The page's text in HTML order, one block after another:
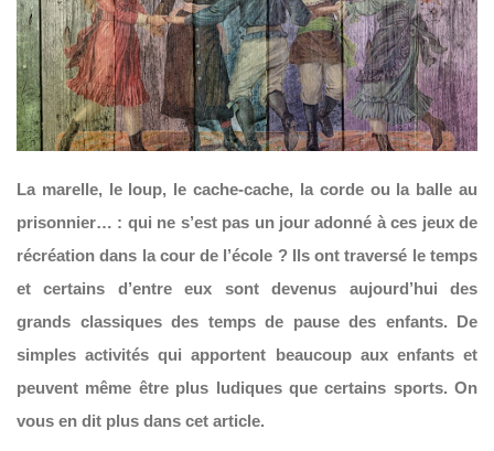
La marelle, le loup, le cache-cache, la corde ou la balle au
prisonnier… : qui ne s’est pas un jour adonné à ces jeux de
récréation dans la cour de l’école ?Ils ont traversé le temps
et certains d’entre eux sont devenus aujourd’hui des
grands classiques des temps de pause des enfants. De
simples activités qui apportent beaucoup aux enfants et
peuvent même être plus ludiques que certains sports. On
vous en dit plus dans cet article.